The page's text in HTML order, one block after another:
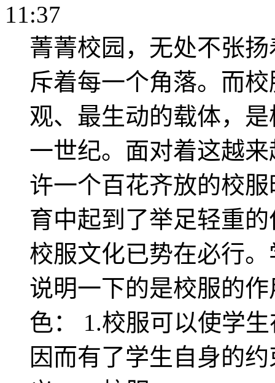
11:37
菁菁校园，无处不张
斥着每一个角落。而
观、最生动的载体，
一世纪。面对着这越
许一个百花齐放的校
育中起到了举足轻重
校服文化已势在必行
说明一下的是校服的
色： 1.校服可以使学
因而有了学生自身的